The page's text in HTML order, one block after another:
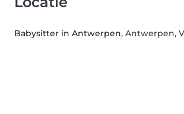
Babysitter in Antwerpen, Antwerpen,